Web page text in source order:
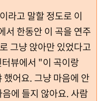
라고 말할 정도로 이
서 한동안 이 곡을 연주
그냥 앉아만 있었다고
뷰에서 "이 곡이랑
어요. 그냥 마음에 안
에 들지 않아요. 사람